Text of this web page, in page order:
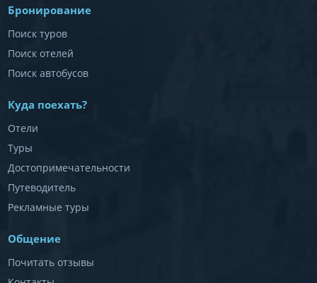
Бронирование
Поиск туров
Поиск отелей
Поиск автобусов
Куда поехать?
Отели
Туры
Достопримечательности
Путеводитель
Рекламные туры
Общение
Почитать отзывы